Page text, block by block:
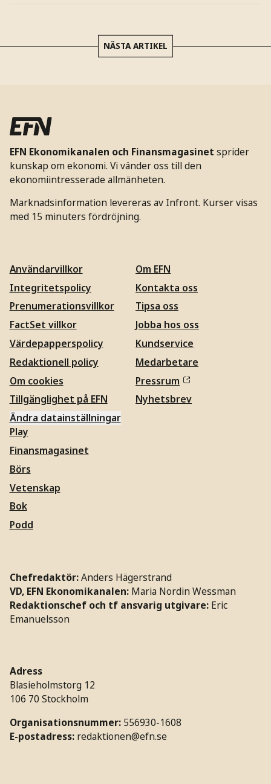
NÄSTA ARTIKEL
EFN Ekonomikanalen och Finansmagasinet sprider
kunskap om ekonomi. Vi vänder oss till den
ekonomiintresserade allmänheten.
Marknadsinformation levereras av Infront. Kurser visas
med 15 minuters fördröjning.
Användarvillkor
Integritetspolicy
Prenumerationsvillkor
FactSet villkor
Värdepapperspolicy
Redaktionell policy
Om cookies
Tillgänglighet på EFN
Ändra datainställningar
Om EFN
Kontakta oss
Tipsa oss
Jobba hos oss
Kundservice
Medarbetare
Pressrum
Nyhetsbrev
Play
Finansmagasinet
Börs
Vetenskap
Bok
Podd
Chefredaktör:Anders Hägerstrand
VD, EFN Ekonomikanalen: Maria Nordin Wessman
Redaktionschef och tf ansvarig utgivare: Eric
Emanuelsson
Adress
Blasieholmstorg 12
106 70 Stockholm
Organisationsnummer: 556930-1608
E-postadress: redaktionen@efn.se